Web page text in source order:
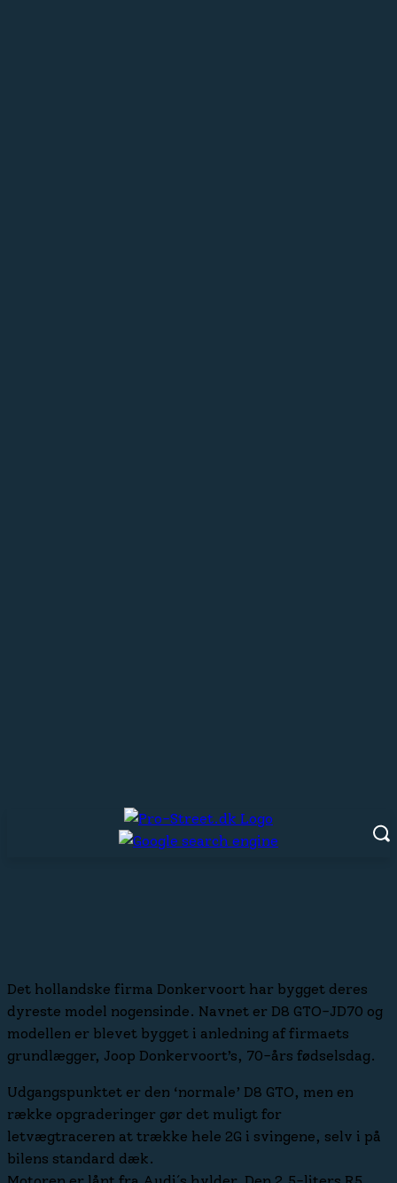
Det hollandske firma Donkervoort har bygget deres
dyreste model nogensinde. Navnet er D8 GTO-JD70 og
modellen er blevet bygget i anledning af firmaets
grundlægger, Joop Donkervoort’s, 70-års fødselsdag.
Udgangspunktet er den ‘normale’ D8 GTO, men en
række opgraderinger gør det muligt for
letvægtraceren at trække hele 2G i svingene, selv i på
bilens standard dæk.